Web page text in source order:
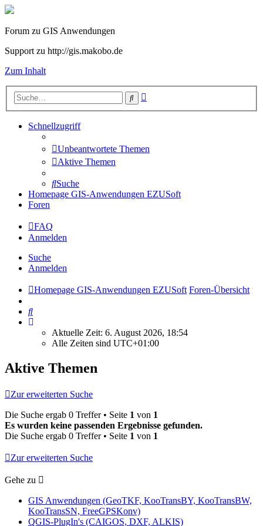
Forum zu GIS Anwendungen
Support zu http://gis.makobo.de
Zum Inhalt
Suche
Schnellzugriff
Unbeantwortete Themen
Aktive Themen
Suche
Homepage GIS-Anwendungen EZUSoft
Foren
FAQ
Anmelden
Suche
Anmelden
Homepage GIS-Anwendungen EZUSoft Foren-Übersicht
Suche
Aktuelle Zeit: 6. August 2026, 18:54
Alle Zeiten sind UTC+01:00
Aktive Themen
Zur erweiterten Suche
Die Suche ergab 0 Treffer • Seite 1 von 1
Es wurden keine passenden Ergebnisse gefunden.
Die Suche ergab 0 Treffer • Seite 1 von 1
Zur erweiterten Suche
Gehe zu
GIS Anwendungen (GeoTKF, KooTransBY, KooTransBW,
KooTransSN, FreeGPSKonv)
QGIS-PlugIn's (CAIGOS, DXF, ALKIS)